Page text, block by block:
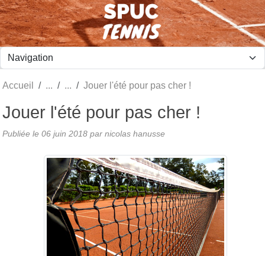
Accueil Jouer l'été pour pas cher !
Jouer l'été pour pas cher !
Publiée le 06 juin 2018 par nicolas hanusse
Panneau de gestion des cookies